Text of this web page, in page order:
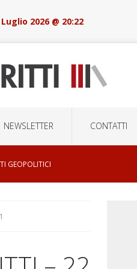
2026 @ 20:22
NEWSLETTER CONTATTI
GEOPOLITICI